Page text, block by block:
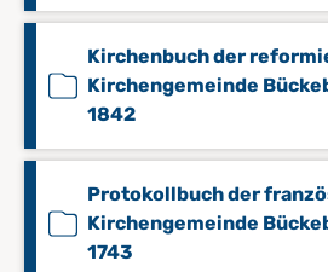
Kirchenbuch der
Kirchengemeinde
1842
Protokollbuch der
Kirchengemeinde
1743